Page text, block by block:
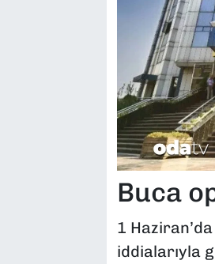
Buca
1
iddialarıyla